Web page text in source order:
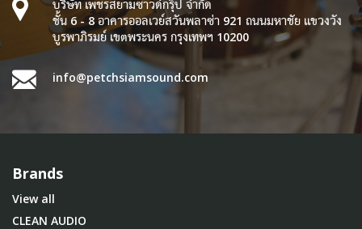
บริษัท เพชรสยามซาวด์กรุ๊ป จำกัด
ชั้น 6 - 8 อาคารออลเวย์สวันพลาซ่า 921 ถนนมหาชัย แขวงวัง
บูรพาภิรมย์ เขตพระนคร กรุงเทพฯ 10200
info@petchsiamsound.com
Brands
View all
CLEAN AUDIO